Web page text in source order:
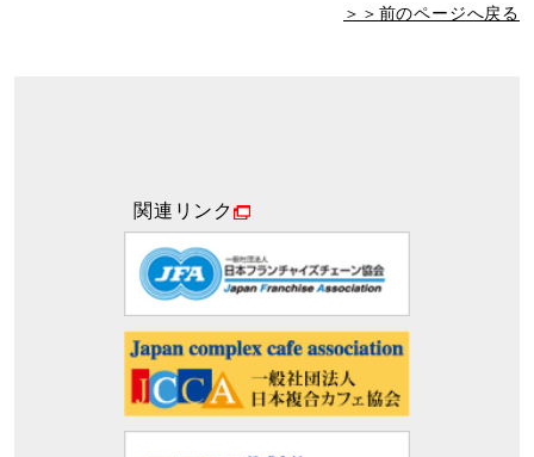
＞＞前のページへ戻る
関連リンク